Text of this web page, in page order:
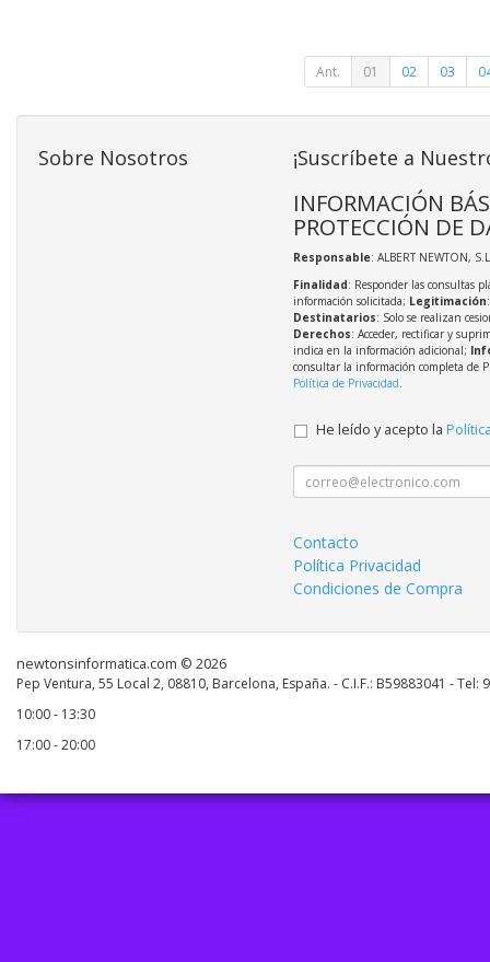
Ant. 01 02 03
Sobre Nosotros ¡Suscríbete a
INFORMACIÓN
PROTECCIÓN DE
Responsable: ALBERT NEWTON,
Finalidad: Responder las consultas
información solicitada; Legitimación
Destinatarios: Solo se realizan
Derechos: Acceder, rectificar y
indica en la información adicional;
consultar la información completa de
Política de Privacidad.
He leído y acepto la
Contacto
Política Privacidad
Condiciones de Compra
newtonsinformatica.com © 2026
Pep Ventura, 55 Local 2, 08810, Barcelona, España. - C.I.F.: B59883041 - Tel:
10:00 - 13:30
17:00 - 20:00